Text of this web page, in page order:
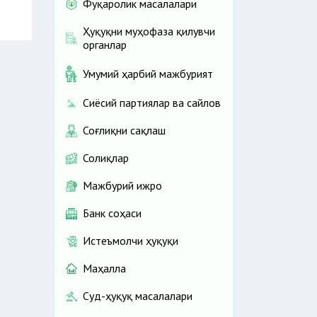
Фуқаролик масалалари
Ҳуқуқни муҳофаза қилувчи
органлар
Умумий ҳарбий мажбурият
Сиёсий партиялар ва сайлов
Соғлиқни сақлаш
Солиқлар
Мажбурий ижро
Банк соҳаси
Истеъмолчи ҳуқуқи
Маҳалла
Суд-ҳуқуқ масалалари